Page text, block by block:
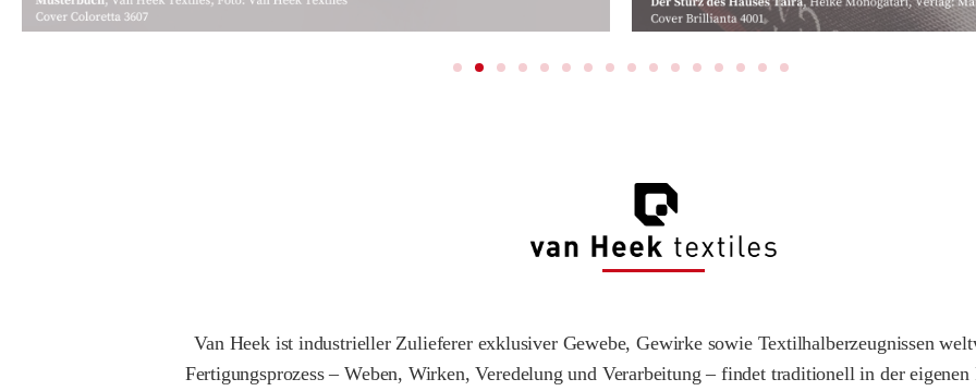
Van Heek ist industrieller Zulieferer exklusiver Gewebe, Gewirke sowie Textilhalberzeugnissen
Fertigungsprozess – Weben, Wirken, Veredelung und Verarbeitung – findet traditionell in der